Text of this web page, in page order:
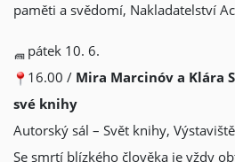
paměti a svědomí, Nakladatelství
pátek 10. 6.
16.00 / Mira Marcinóv a Klára
své knihy
Autorský sál – Svět knihy,
Se smrtí blízkého člověka je vždy